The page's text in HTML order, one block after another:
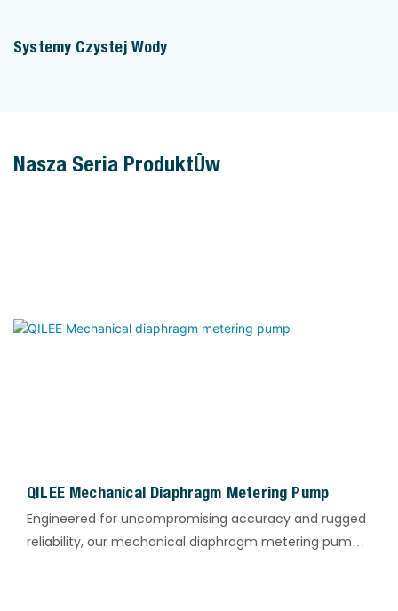
Systemy Czystej Wody
Nasza Seria Produktów
QILEE Mechanical Diaphragm Metering Pump
Engineered for uncompromising accuracy and rugged
reliability, our mechanical diaphragm metering pump